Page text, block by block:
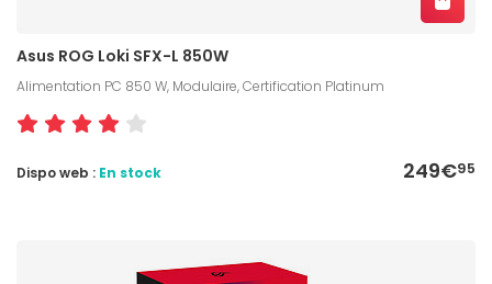
Asus ROG Loki SFX-L 850W
Alimentation PC 850 W, Modulaire, Certification Platinum
249€95
Dispo web : En stock